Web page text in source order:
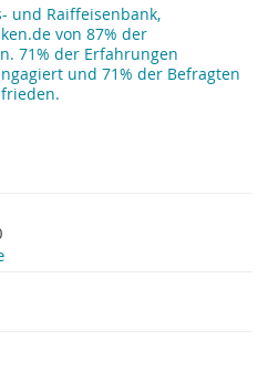
und Raiffeisenbank,
von 87% der
71% der Erfahrungen
und 71% der Befragten